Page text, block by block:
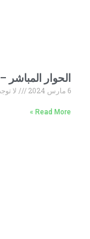
الحوار
6 مارس 2024 لا
Read More »